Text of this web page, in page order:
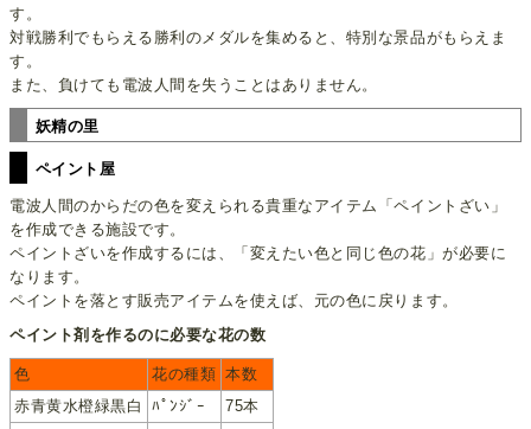
す。
対戦勝利でもらえる勝利のメダルを集めると、特別な景品がもらえま
す。
また、負けても電波人間を失うことはありません。
妖精の里
ペイント屋
電波人間のからだの色を変えられる貴重なアイテム「ペイントざい」
を作成できる施設です。
ペイントざいを作成するには、「変えたい色と同じ色の花」が必要に
なります。
ペイントを落とす販売アイテムを使えば、元の色に戻ります。
ペイント剤を作るのに必要な花の数
色 花の種類 本数
赤青黄水橙緑黒白
ﾊﾟﾝｼﾞｰ 75本